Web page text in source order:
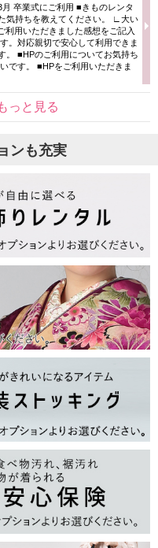
業式にご利用 ■きものレンタ
気持ちを教えてください。 ∟大い
利用いただきました感想をご記入
。対応親切で安心して利用できま
。 ■HPのご利用についてお気持ち
です。 ■HPをご利用いただきま
っと見る
ンも充実